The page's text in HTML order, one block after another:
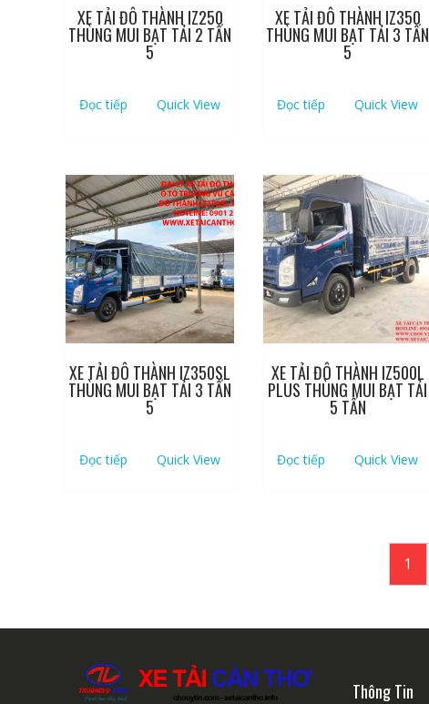
XE TẢI ĐÔ THÀNH IZ250
THÙNG MUI BẠT TẢI 2 TẤN
5
Đọc tiếp Quick View
XE TẢI ĐÔ THÀNH IZ350
THÙNG MUI BẠT TẢI 3 TẤN
5
Đọc tiếp Quick View
XE TẢI ĐÔ THÀNH IZ350SL
THÙNG MUI BẠT TẢI 3 TẤN
5
Đọc tiếp Quick View
XE TẢI ĐÔ THÀNH IZ500L
PLUS THÙNG MUI BẠT TẢI
5 TẤN
Đọc tiếp Quick View
1
Thông Tin